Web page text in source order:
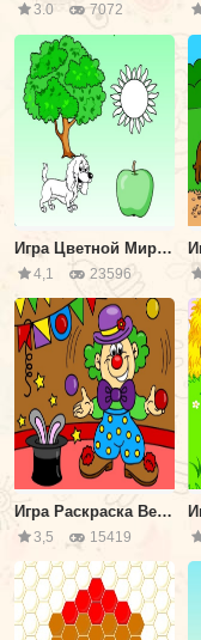
3.0 7072
Игра Цветной Мир: Выбери Цвет
4,1 23596
Игра Раскраска Веселый Клоун
3,5 15419